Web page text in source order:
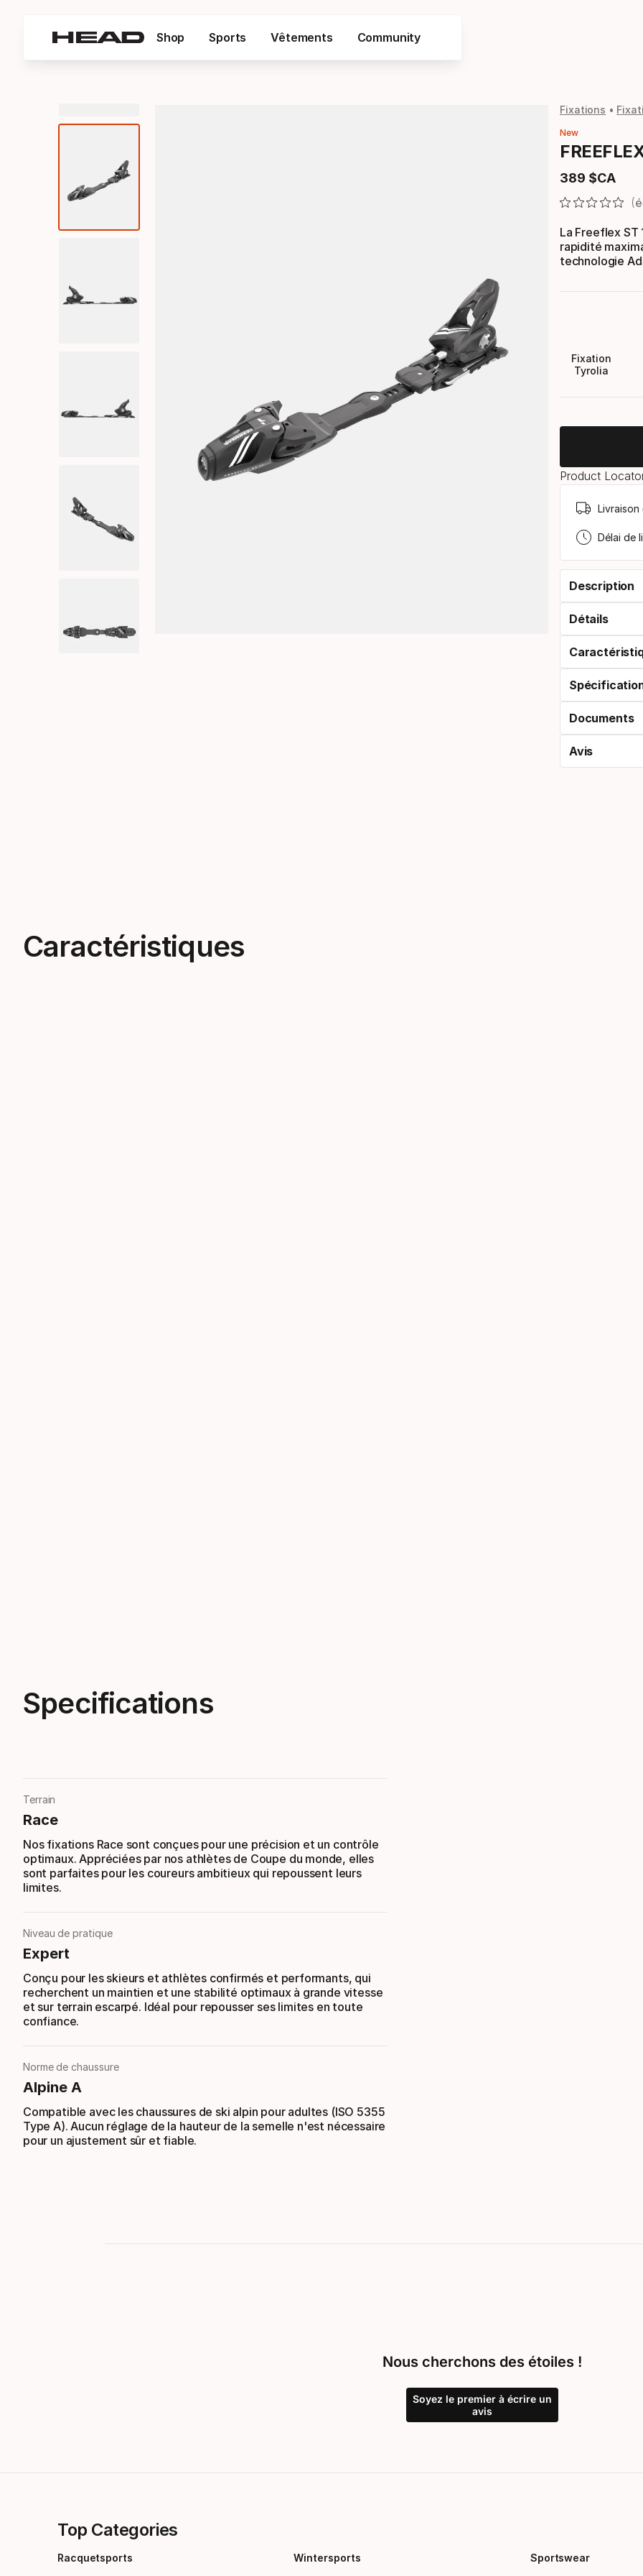
Shop Sports Vêtements Community
Fixations
New
389 $CA
Prix final
La Freeflex
rapidité
technologie
Fixation
Tyrolia
Product
Délai de
Description
Détails
Documents
Avis
Caractéristiques
Specifications
Terrain
Race
Nos fixations Race sont conçues pour une précision et un contrôle
optimaux. Appréciées par nos athlètes de Coupe du monde, elles
sont parfaites pour les coureurs ambitieux qui repoussent leurs
limites.
Niveau de pratique
Expert
Conçu pour les skieurs et athlètes confirmés et performants, qui
recherchent un maintien et une stabilité optimaux à grande vitesse
et sur terrain escarpé. Idéal pour repousser ses limites en toute
confiance.
Norme de chaussure
Alpine A
Compatible avec les chaussures de ski alpin pour adultes (ISO 5355
Type A). Aucun réglage de la hauteur de la semelle n'est nécessaire
pour un ajustement sûr et fiable.
Nous cherchons des étoiles !
Soyez le premier à écrire un
avis
Top Categories
Racquetsports Wintersports Sportswear